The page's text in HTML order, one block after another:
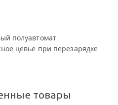
полуавтомат
цевье при перезарядке
товары